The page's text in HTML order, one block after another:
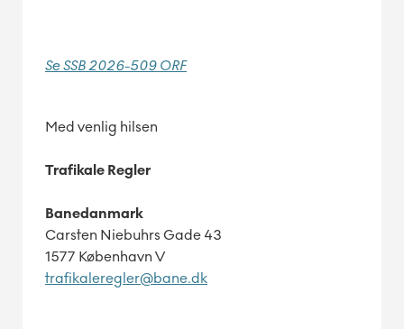
Se SSB 2026-509 ORF
Med venlig hilsen
Trafikale Regler
Banedanmark
Carsten Niebuhrs Gade 43
1577 København V
trafikaleregler@bane.dk